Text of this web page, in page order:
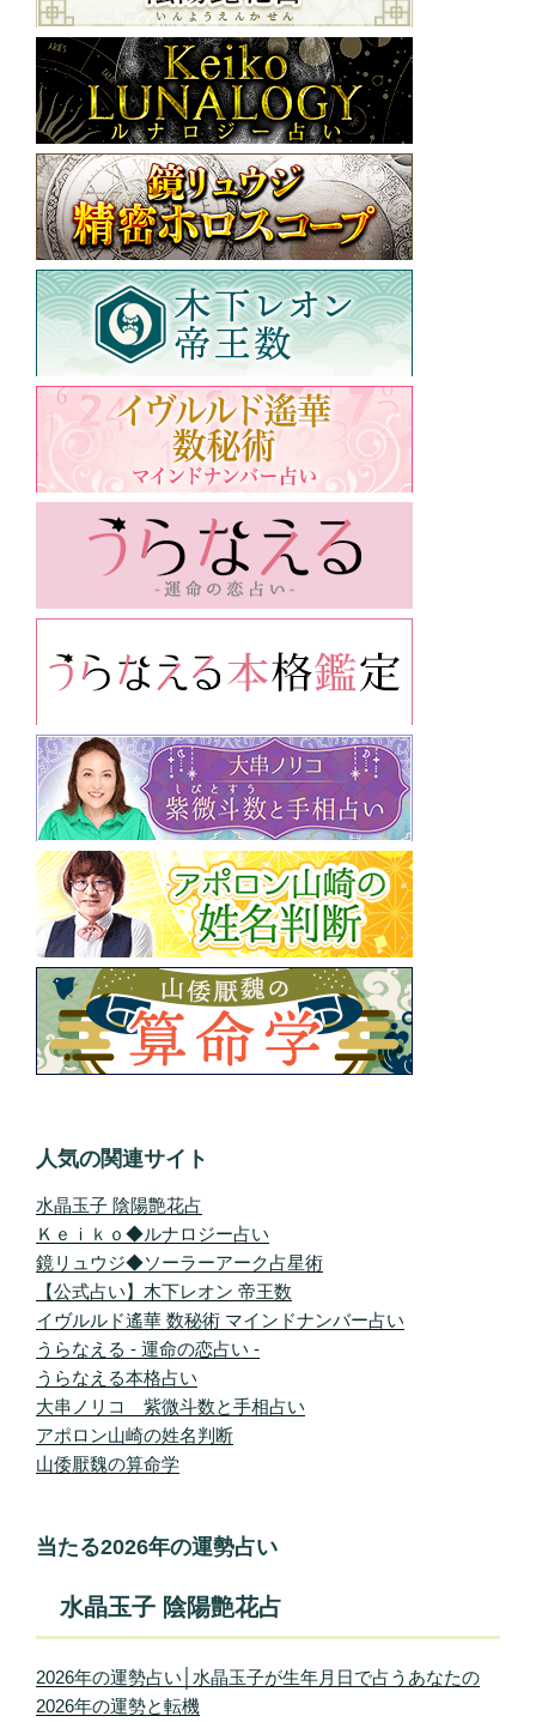
人気の関連サイト
水晶玉子 陰陽艶花占
Ｋｅｉｋｏ◆ルナロジー占い
鏡リュウジ◆ソーラーアーク占星術
【公式占い】木下レオン 帝王数
イヴルルド遙華 数秘術 マインドナンバー占い
うらなえる - 運命の恋占い -
うらなえる本格占い
大串ノリコ 紫微斗数と手相占い
アポロン山崎の姓名判断
山倭厭魏の算命学
当たる2026年の運勢占い
水晶玉子 陰陽艶花占
2026年の運勢占い│水晶玉子が生年月日で占うあなたの
2026年の運勢と転機